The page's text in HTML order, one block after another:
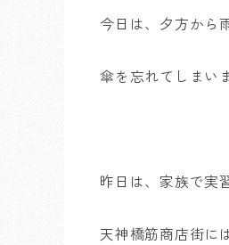
今日は、夕方から
傘を忘れてしまい
昨日は、家族で実
天神橋筋商店街に